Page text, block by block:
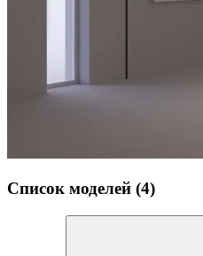
Список моделей (4)